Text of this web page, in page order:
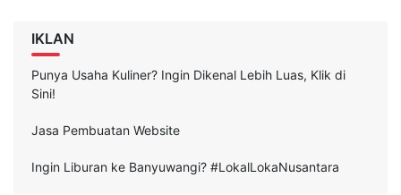
IKLAN
Punya Usaha Kuliner? Ingin Dikenal Lebih Luas, Klik di
Sini!
Jasa Pembuatan Website
Ingin Liburan ke Banyuwangi? #LokalLokaNusantara